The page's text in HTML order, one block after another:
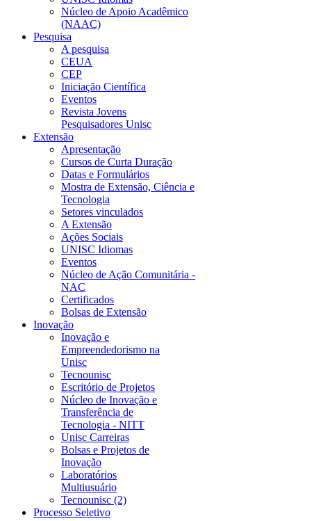
Núcleo de Apoio Acadêmico
(NAAC)
Pesquisa
A pesquisa
CEUA
CEP
Iniciação Científica
Eventos
Revista Jovens
Pesquisadores Unisc
Extensão
Apresentação
Cursos de Curta Duração
Datas e Formulários
Mostra de Extensão, Ciência e
Tecnologia
Setores vinculados
A Extensão
Ações Sociais
UNISC Idiomas
Eventos
Núcleo de Ação Comunitária -
NAC
Certificados
Bolsas de Extensão
Inovação
Inovação e
Empreendedorismo na
Unisc
Tecnounisc
Escritório de Projetos
Núcleo de Inovação e
Transferência de
Tecnologia - NITT
Unisc Carreiras
Bolsas e Projetos de
Inovação
Laboratórios
Multiusuário
Tecnounisc (2)
Processo Seletivo